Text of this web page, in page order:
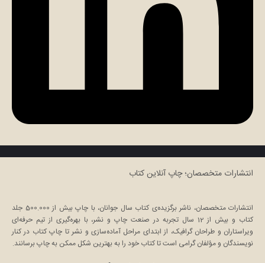
انتشارات متخصصان؛ چاپ آنلاین کتاب
انتشارات متخصصان، ناشر برگزیده‌ی کتاب سال جوانان، با چاپ بیش از 500.000 جلد
کتاب و بیش از 12 سال تجربه در صنعت چاپ و نشر، با بهره‌گیری از تیم حرفه‌ای
ویراستاران و طراحان گرافیک، از ابتدای مراحل آماده‌سازی و نشر تا چاپ کتاب در کنار
نویسندگان و مؤلفان گرامی است تا کتاب خود را به بهترین شکل ممکن به چاپ برسانند.